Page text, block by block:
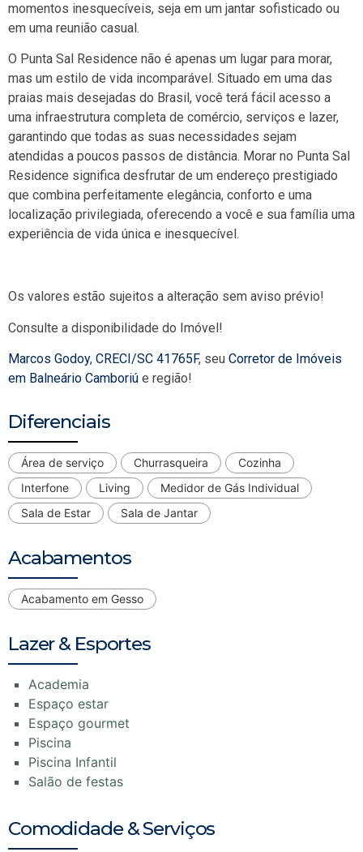
momentos inesquecíveis, seja em um jantar sofisticado ou
em uma reunião casual.
O Punta Sal Residence não é apenas um lugar para morar,
mas um estilo de vida incomparável. Situado em uma das
praias mais desejadas do Brasil, você terá fácil acesso a
uma infraestrutura completa de comércio, serviços e lazer,
garantindo que todas as suas necessidades sejam
atendidas a poucos passos de distância. Morar no Punta Sal
Residence significa desfrutar de um endereço prestigiado
que combina perfeitamente elegância, conforto e uma
localização privilegiada, oferecendo a você e sua família uma
experiência de vida única e inesquecível.
Os valores estão sujeitos a alteração sem aviso prévio!
Consulte a disponibilidade do Imóvel!
Marcos Godoy, CRECI/SC 41765F, seu Corretor de Imóveis
em Balneário Camboriú e região!
Diferenciais
Área de serviço Churrasqueira
Cozinha
Interfone
Living
Medidor de Gás Individual
Sala de Estar
Sala de Jantar
Acabamentos
Acabamento em Gesso
Lazer & Esportes
Academia
Espaço estar
Espaço gourmet
Piscina
Piscina Infantil
Salão de festas
Comodidade & Serviços